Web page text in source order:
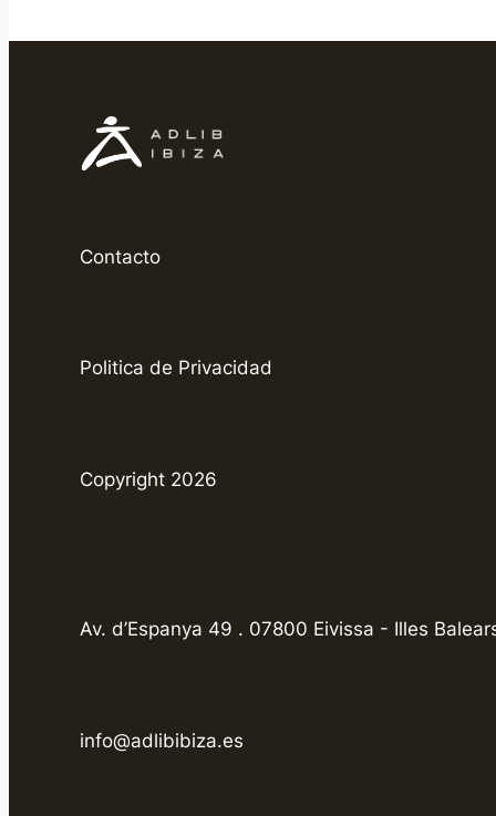
Contacto
Politica de Privacidad
Copyright 2026
Av. d’Espanya 49 . 07800 Eivissa - Illes
info@adlibibiza.es